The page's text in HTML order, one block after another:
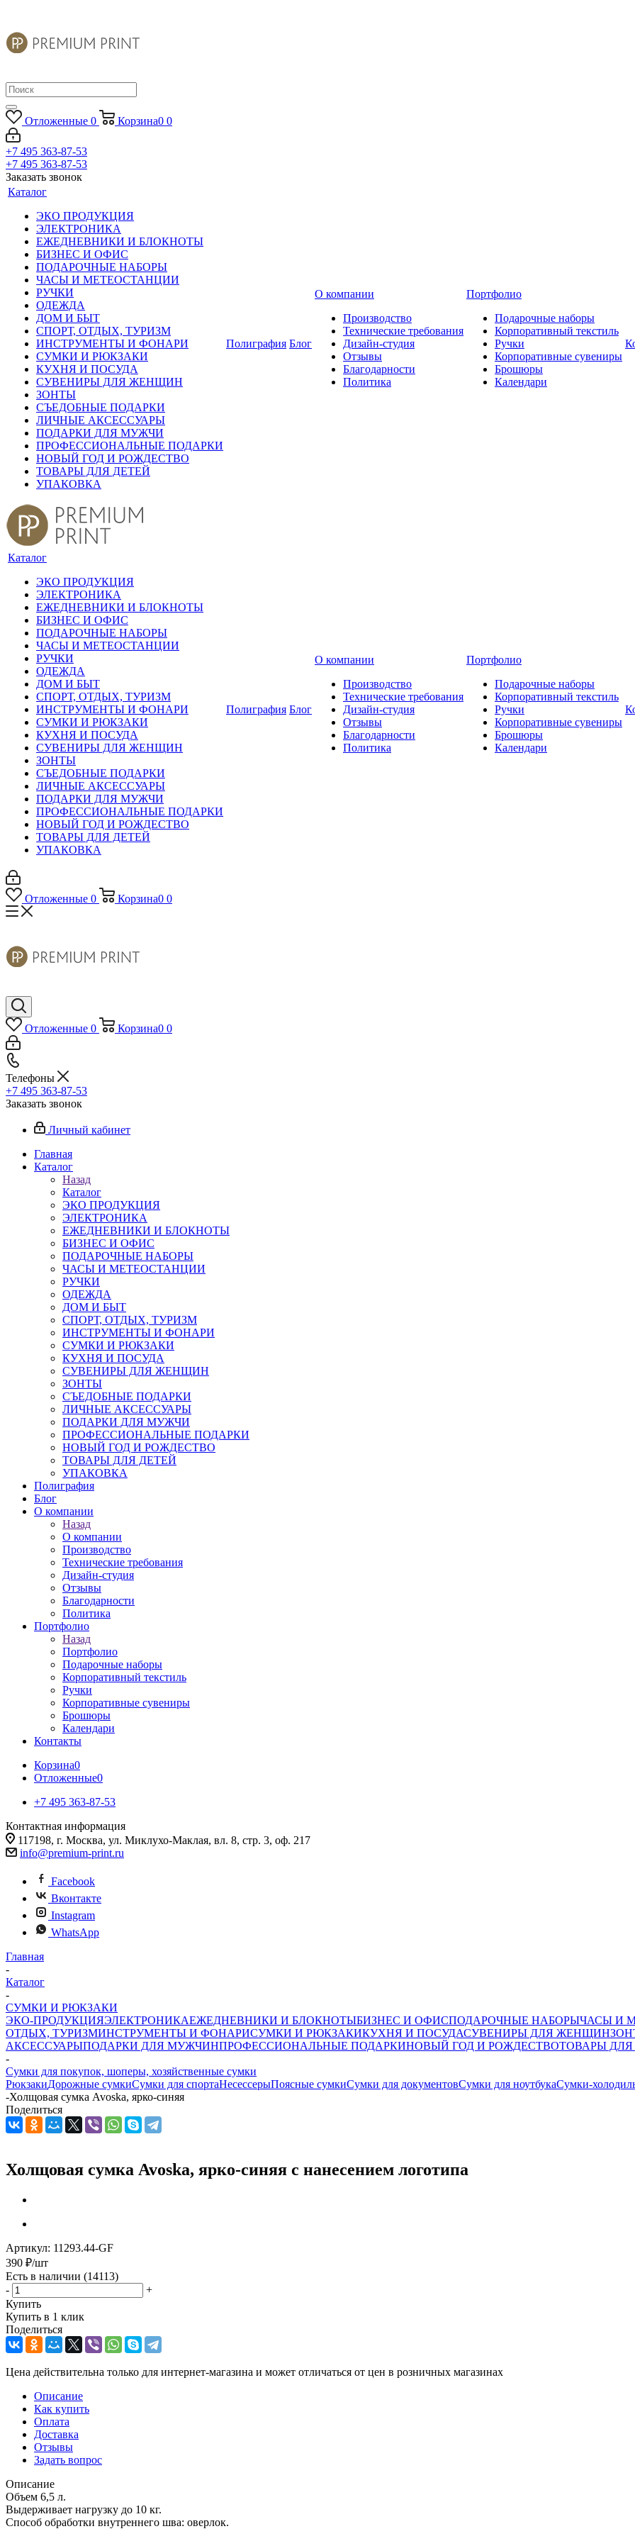
Отложенные 0 Корзина0 0
+7 495 363-87-53
+7 495 363-87-53
Заказать звонок
Каталог
ЭКО ПРОДУКЦИЯ
ЭЛЕКТРОНИКА
ЕЖЕДНЕВНИКИ И БЛОКНОТЫ
БИЗНЕС И ОФИС
ПОДАРОЧНЫЕ НАБОРЫ
ЧАСЫ И МЕТЕОСТАНЦИИ
РУЧКИ
ОДЕЖДА
ДОМ И БЫТ
СПОРТ, ОТДЫХ, ТУРИЗМ
ИНСТРУМЕНТЫ И ФОНАРИ
СУМКИ И РЮКЗАКИ
КУХНЯ И ПОСУДА
СУВЕНИРЫ ДЛЯ ЖЕНЩИН
ЗОНТЫ
СЪЕДОБНЫЕ ПОДАРКИ
ЛИЧНЫЕ АКСЕССУАРЫ
ПОДАРКИ ДЛЯ МУЖЧИ
ПРОФЕССИОНАЛЬНЫЕ ПОДАРКИ
НОВЫЙ ГОД И РОЖДЕСТВО
ТОВАРЫ ДЛЯ ДЕТЕЙ
УПАКОВКА
Полиграфия Блог
О компании
Производство
Технические требования
Дизайн-студия
Отзывы
Благодарности
Политика
Портфолио
Подарочные наборы
Корпоративный текстиль
Ручки
Корпоративные сувениры
Брошюры
Календари
Каталог
ЭКО ПРОДУКЦИЯ
ЭЛЕКТРОНИКА
ЕЖЕДНЕВНИКИ И БЛОКНОТЫ
БИЗНЕС И ОФИС
ПОДАРОЧНЫЕ НАБОРЫ
ЧАСЫ И МЕТЕОСТАНЦИИ
РУЧКИ
ОДЕЖДА
ДОМ И БЫТ
СПОРТ, ОТДЫХ, ТУРИЗМ
ИНСТРУМЕНТЫ И ФОНАРИ
СУМКИ И РЮКЗАКИ
КУХНЯ И ПОСУДА
СУВЕНИРЫ ДЛЯ ЖЕНЩИН
ЗОНТЫ
СЪЕДОБНЫЕ ПОДАРКИ
ЛИЧНЫЕ АКСЕССУАРЫ
ПОДАРКИ ДЛЯ МУЖЧИ
ПРОФЕССИОНАЛЬНЫЕ ПОДАРКИ
НОВЫЙ ГОД И РОЖДЕСТВО
ТОВАРЫ ДЛЯ ДЕТЕЙ
УПАКОВКА
Полиграфия Блог
О компании
Производство
Технические требования
Дизайн-студия
Отзывы
Благодарности
Политика
Портфолио
Подарочные наборы
Корпоративный текстиль
Ручки
Корпоративные сувениры
Брошюры
Календари
Отложенные 0 Корзина0 0
Отложенные 0 Корзина0 0
Телефоны
+7 495 363-87-53
Заказать звонок
Личный кабинет
Главная
Каталог
Назад
Каталог
ЭКО ПРОДУКЦИЯ
ЭЛЕКТРОНИКА
ЕЖЕДНЕВНИКИ И БЛОКНОТЫ
БИЗНЕС И ОФИС
ПОДАРОЧНЫЕ НАБОРЫ
ЧАСЫ И МЕТЕОСТАНЦИИ
РУЧКИ
ОДЕЖДА
ДОМ И БЫТ
СПОРТ, ОТДЫХ, ТУРИЗМ
ИНСТРУМЕНТЫ И ФОНАРИ
СУМКИ И РЮКЗАКИ
КУХНЯ И ПОСУДА
СУВЕНИРЫ ДЛЯ ЖЕНЩИН
ЗОНТЫ
СЪЕДОБНЫЕ ПОДАРКИ
ЛИЧНЫЕ АКСЕССУАРЫ
ПОДАРКИ ДЛЯ МУЖЧИ
ПРОФЕССИОНАЛЬНЫЕ ПОДАРКИ
НОВЫЙ ГОД И РОЖДЕСТВО
ТОВАРЫ ДЛЯ ДЕТЕЙ
УПАКОВКА
Полиграфия
Блог
О компании
Назад
О компании
Производство
Технические требования
Дизайн-студия
Отзывы
Благодарности
Политика
Портфолио
Назад
Портфолио
Подарочные наборы
Корпоративный текстиль
Ручки
Корпоративные сувениры
Брошюры
Календари
Контакты
Корзина0
Отложенные0
+7 495 363-87-53
Контактная информация
117198, г. Москва, ул. Миклухо-Маклая, вл. 8, стр. 3, оф. 217
info@premium-print.ru
Facebook
Вконтакте
Instagram
WhatsApp
Главная
-
Каталог
-
СУМКИ И РЮКЗАКИ
ЭКО-ПРОДУКЦИЯЭЛЕКТРОНИКАЕЖЕДНЕВНИКИ И БЛОКНОТЫБИЗНЕС И ОФИСПОДАРОЧНЫЕ НАБОРЫЧАСЫ И
ОТДЫХ, ТУРИЗМИНСТРУМЕНТЫ И ФОНАРИСУМКИ И РЮКЗАКИКУХНЯ И ПОСУДАСУВЕНИРЫ ДЛЯ ЖЕНЩИН
АКСЕССУАРЫПОДАРКИ ДЛЯ МУЖЧИНПРОФЕССИОНАЛЬНЫЕ ПОДАРКИНОВЫЙ ГОД И РОЖДЕСТВОТОВАРЫ ДЛЯ
-
Сумки для покупок, шоперы, хозяйственные сумки
РюкзакиДорожные сумкиСумки для спортаНесессерыПоясные сумкиСумки для документовСумки для ноутбукаСумки-
-Холщовая сумка Avoska, ярко-синяя
Поделиться
Холщовая сумка Avoska, ярко-синяя с нанесением логотипа
Артикул: 11293.44-GF
390 ₽/шт
Есть в наличии (14113)
-
+
Купить
Купить в 1 клик
Поделиться
Цена действительна только для интернет-магазина и может отличаться от цен в розничных магазинах
Описание
Как купить
Оплата
Доставка
Отзывы
Задать вопрос
Описание
Объем 6,5 л.
Выдерживает нагрузку до 10 кг.
Способ обработки внутреннего шва: оверлок.